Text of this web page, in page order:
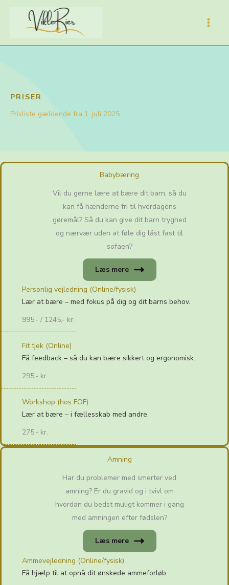
PRISER
Prisliste gældende fra 1. juli 2025
Babybæring
Vil du gerne lære at bære dit barn, så du
kan få hænderne fri til hverdagens
gøremål? Så du kan give dit barn tryghed
og nærvær uden at føle dig låst fast til
sofaen?
Læs mere
Personlig vejledning (Online/fysisk)
Lær at bære – med fokus på dig og dit barns behov.
995,- / 1245,- kr.
Fit tjek (Online)
Få feedback – så du kan bære sikkert og ergonomisk.
295,- kr.
Workshop (hos FOF)
Lær at bære – i fællesskab med andre.
275,- kr.
Amning
Har du problemer med smerter ved
amning? Er du gravid og i tvivl om
hvordan du bedst muligt kommer i gang
med amningen efter fødslen?
Læs mere
Ammevejledning (Online/fysisk)
Få hjælp til at opnå dit ønskede ammeforløb.